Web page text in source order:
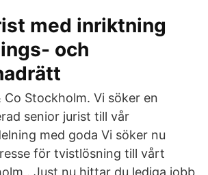
med inriktning
och
Co Stockholm. Vi söker en
senior jurist till vår
med goda Vi söker nu
för tvistlösning till vårt
. Just nu hittar du lediga jobb